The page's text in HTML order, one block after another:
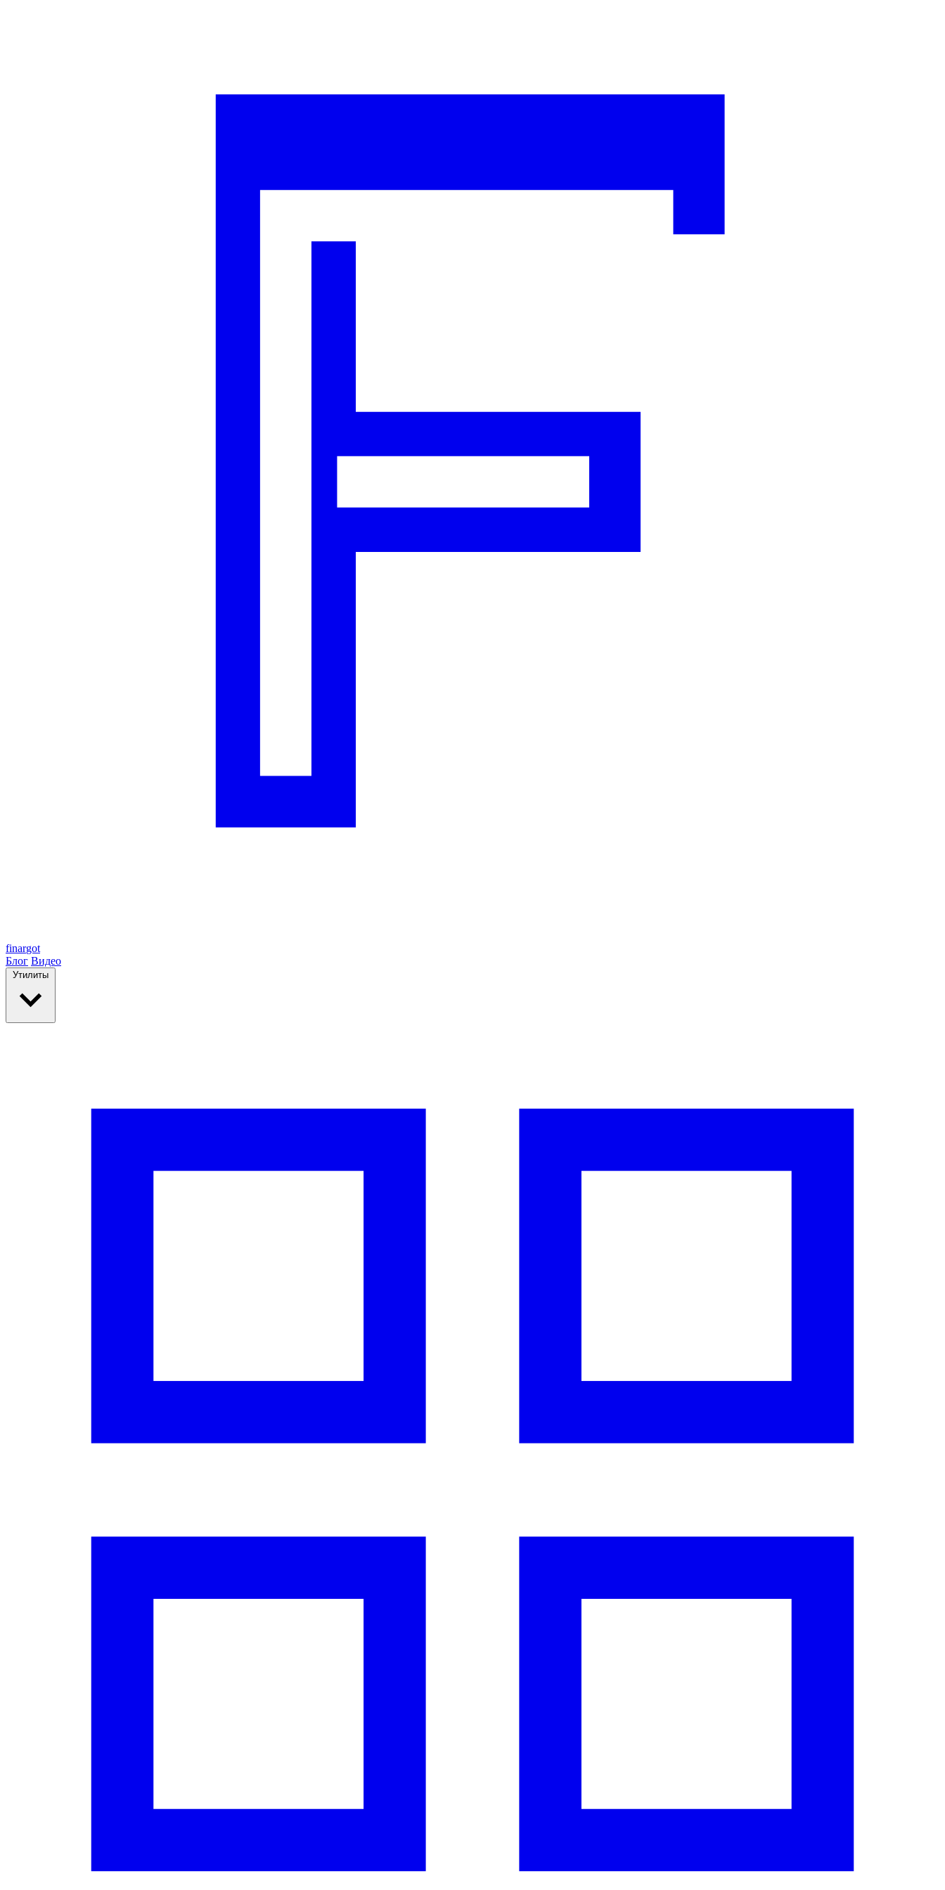
finargot
Блог Видео
Утилиты